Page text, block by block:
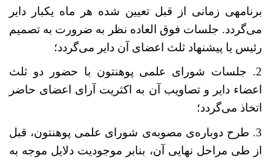
برنامه‏ی زمانی از قبل تعیین شده هر ماه یکبار دایر
میگردد. جلسات فوق العاده نظر به ضرورت به تصمیم
رئیس یا پیشنهاد ثلث اعضای آن دایر میگردد؛
2. جلسات شورای علمی پوهنتون با حضور دو ثلث
اعضاء دایر و تصاویب آن به اکثریت آرای اعضای حاضر
اتخاذ میگردد؛
3. طرح دوباره
ی مصوبه‌ی شورای علمی پوهنتون، قبل
از طی مراحل نهایی آن، بنابر موجودیت دلایل موجه به